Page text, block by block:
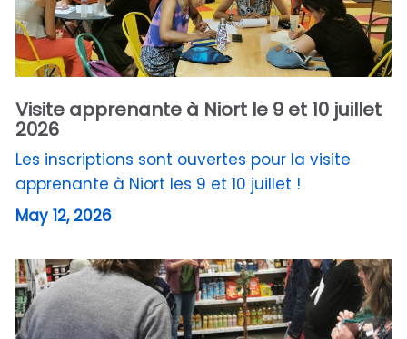
Visite apprenante à Niort le 9 et 10 juillet
2026
Les inscriptions sont ouvertes pour la visite
apprenante à Niort les 9 et 10 juillet !
May 12, 2026